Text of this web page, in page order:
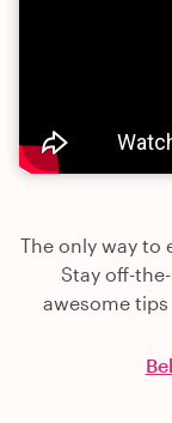
The only way to
Stay off-
awesome